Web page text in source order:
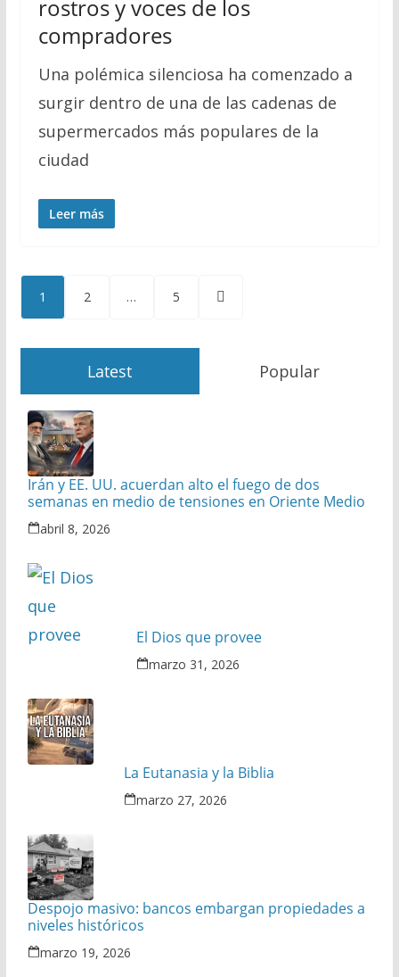
rostros y voces de los
compradores
Una polémica silenciosa ha comenzado a
surgir dentro de una de las cadenas de
supermercados más populares de la
ciudad
Leer más
Paginación
de
entradas
1 2 … 5
Latest Popular
Irán y EE. UU. acuerdan alto el fuego de dos
semanas en medio de tensiones en Oriente Medio
abril 8, 2026
El Dios que provee
marzo 31, 2026
La Eutanasia y la Biblia
marzo 27, 2026
Despojo masivo: bancos embargan propiedades a
niveles históricos
marzo 19, 2026